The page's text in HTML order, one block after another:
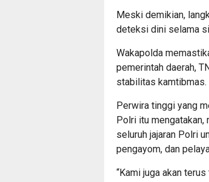
Meski demikian,
deteksi dini selama
Wakapolda
pemerintah daerah,
stabilitas kamtibmas.
Perwira tinggi yang
Polri itu
seluruh jajaran Polri
pengayom, dan
“Kami juga akan